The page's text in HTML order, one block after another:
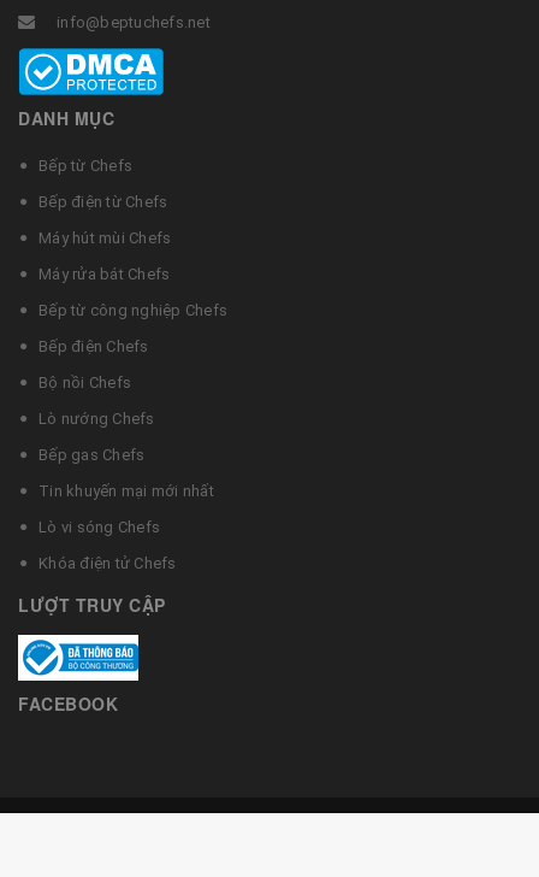
info@beptuchefs.net
DANH MỤC
Bếp từ Chefs
Bếp điện từ Chefs
Máy hút mùi Chefs
Máy rửa bát Chefs
Bếp từ công nghiệp Chefs
Bếp điện Chefs
Bộ nồi Chefs
Lò nướng Chefs
Bếp gas Chefs
Tin khuyến mại mới nhất
Lò vi sóng Chefs
Khóa điện tử Chefs
LƯỢT TRUY CẬP
FACEBOOK